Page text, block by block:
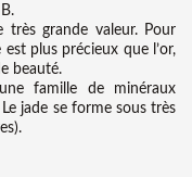
grande valeur. Pour
plus précieux que l’or,
beauté.
famille de minéraux
jade se forme sous très